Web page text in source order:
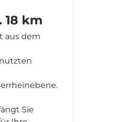
18 km
aus dem
Sie